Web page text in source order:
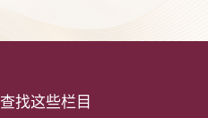
找这些栏目